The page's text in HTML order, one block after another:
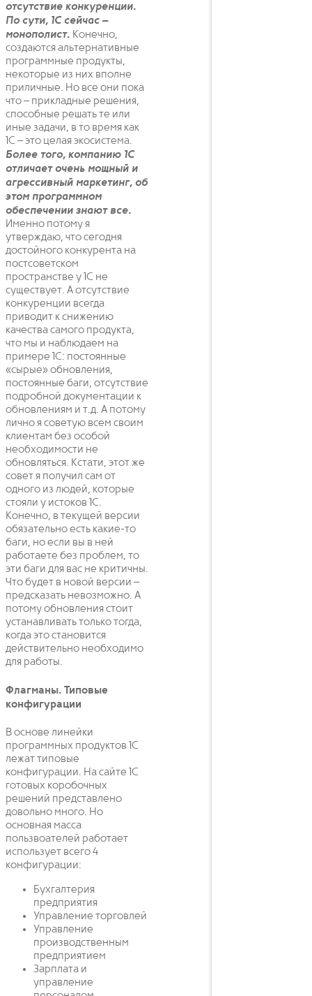
отсутствие конкуренции.
По сути, 1С сейчас –
монополист. Конечно,
создаются альтернативные
программные продукты,
некоторые из них вполне
приличные. Но все они пока
что – прикладные решения,
способные решать те или
иные задачи, в то время как
1С – это целая экосистема.
Более того, компанию 1С
отличает очень мощный и
агрессивный маркетинг, об
этом программном
обеспечении знают все.
Именно потому я
утверждаю, что сегодня
достойного конкурента на
постсоветском
пространстве у 1С не
существует. А отсутствие
конкуренции всегда
приводит к снижению
качества самого продукта,
что мы и наблюдаем на
примере 1С: постоянные
«сырые» обновления,
постоянные баги, отсутствие
подробной документации к
обновлениям и т.д. А потому
лично я советую всем своим
клиентам без особой
необходимости не
обновляться. Кстати, этот же
совет я получил сам от
одного из людей, которые
стояли у истоков 1С.
Конечно, в текущей версии
обязательно есть какие-то
баги, но если вы в ней
работаете без проблем, то
эти баги для вас не критичны.
Что будет в новой версии –
предсказать невозможно. А
потому обновления стоит
устанавливать только тогда,
когда это становится
действительно необходимо
для работы.
Флагманы. Типовые
конфигурации
В основе линейки
программных продуктов 1С
лежат типовые
конфигурации. На сайте 1С
готовых коробочных
решений представлено
довольно много. Но
основная масса
пользвоателей работает
использует всего 4
конфигурации:
Бухгалтерия
предприятия
Управление торговлей
Управление
производственным
предприятием
Зарплата и
управление